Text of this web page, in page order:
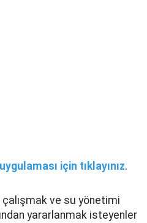
için tıklayınız.
çalışmak ve su yönetimi
yararlanmak isteyenler